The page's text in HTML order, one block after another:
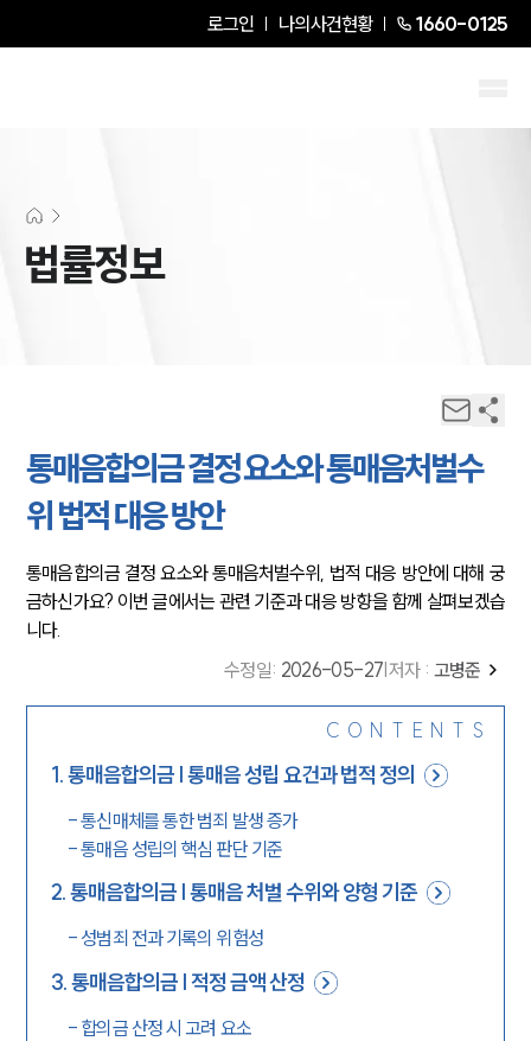
로그인 나의사건현황 1660-0125
법률정보
통매음합의금 결정 요소와 통매음처벌수
위 법적 대응 방안
통매음합의금 결정 요소와 통매음처벌수위, 법적 대응 방안에 대해 궁
금하신가요? 이번 글에서는 관련 기준과 대응 방향을 함께 살펴보겠습
니다.
수정일: 2026-05-27 저자 : 고병준
CONTENTS
1.통매음합의금 | 통매음 성립 요건과 법적 정의
-통신매체를 통한 범죄 발생 증가
-통매음 성립의 핵심 판단 기준
2.통매음합의금 | 통매음 처벌 수위와 양형 기준
- 성범죄 전과 기록의 위험성
3.통매음합의금 | 적정 금액 산정
- 합의금 산정 시 고려 요소